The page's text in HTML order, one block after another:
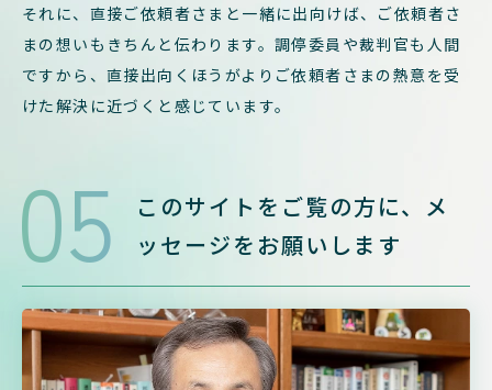
それに、直接ご依頼者さまと一緒に出向けば、ご依頼者さ
まの想いもきちんと伝わります。調停委員や裁判官も人間
ですから、直接出向くほうがよりご依頼者さまの熱意を受
けた解決に近づくと感じています。
05 このサイトをご覧の方に、 メ
ッセージをお願いします